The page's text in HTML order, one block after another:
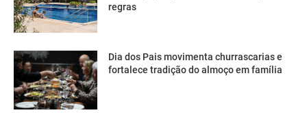
regras
Dia dos Pais movimenta churrascarias e
fortalece tradição do almoço em família